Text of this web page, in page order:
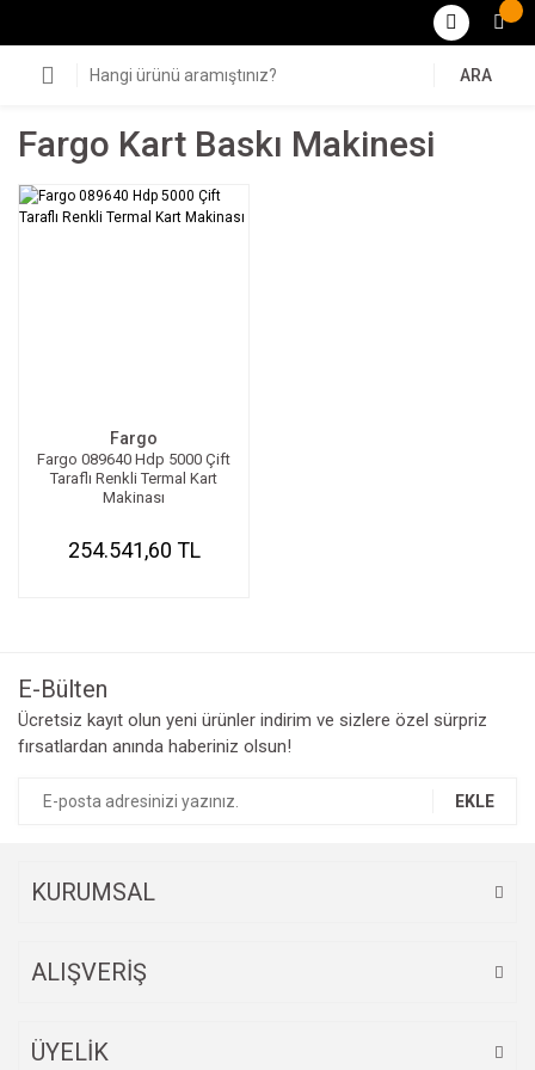
ARA
Fargo Kart Baskı Makinesi
Fargo
Fargo 089640 Hdp 5000 Çift
Taraflı Renkli Termal Kart
Makinası
254.541,60 TL
E-Bülten
Ücretsiz kayıt olun yeni ürünler indirim ve sizlere özel sürpriz
fırsatlardan anında haberiniz olsun!
EKLE
KURUMSAL
ALIŞVERİŞ
ÜYELİK